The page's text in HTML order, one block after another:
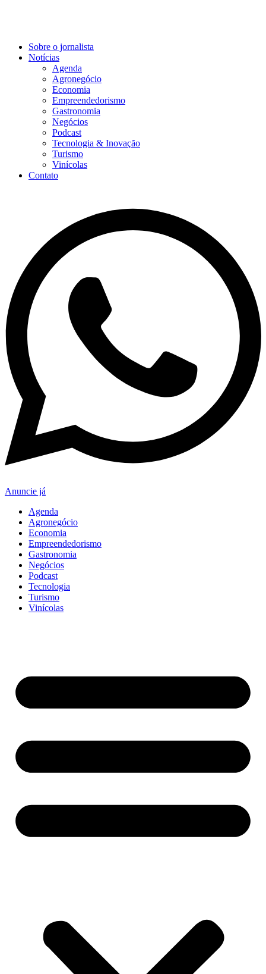
Sobre o jornalista
Notícias
Agenda
Agronegócio
Economia
Empreendedorismo
Gastronomia
Negócios
Podcast
Tecnologia & Inovação
Turismo
Vinícolas
Contato
Anuncie já
Agenda
Agronegócio
Economia
Empreendedorismo
Gastronomia
Negócios
Podcast
Tecnologia
Turismo
Vinícolas